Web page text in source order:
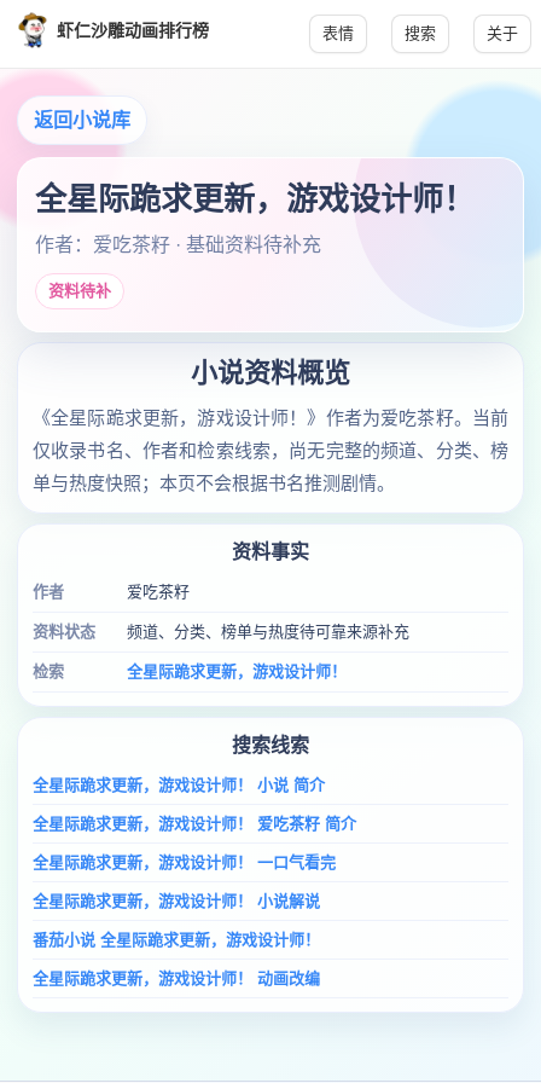
虾仁沙雕动画排行榜 表情 搜索 关于
返回小说库
全星际跪求更新，游戏设计师！
作者：爱吃茶籽 · 基础资料待补充
资料待补
小说资料概览
《全星际跪求更新，游戏设计师！》作者为爱吃茶籽。当前
仅收录书名、作者和检索线索，尚无完整的频道、分类、榜
单与热度快照；本页不会根据书名推测剧情。
资料事实
作者 爱吃茶籽
资料状态 频道、分类、榜单与热度待可靠来源补充
检索 全星际跪求更新，游戏设计师！
搜索线索
全星际跪求更新，游戏设计师！ 小说 简介
全星际跪求更新，游戏设计师！ 爱吃茶籽 简介
全星际跪求更新，游戏设计师！ 一口气看完
全星际跪求更新，游戏设计师！ 小说解说
番茄小说 全星际跪求更新，游戏设计师！
全星际跪求更新，游戏设计师！ 动画改编